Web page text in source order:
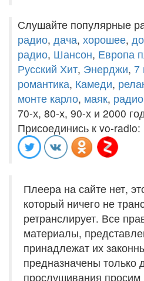
Слушайте популярные
радио, дача, хорошее,
радио, Шансон, Европа
Русский Хит, Энерджи, 7
романтика, Камеди,
монте карло, маяк,
70-х, 80-х, 90-х и 2000
Присоединись к vo-radio:
Плеера на сайте нет,
который ничего не
ретранслирует. Все
материалы,
принадлежат их
предназначены только
прослушивания просим